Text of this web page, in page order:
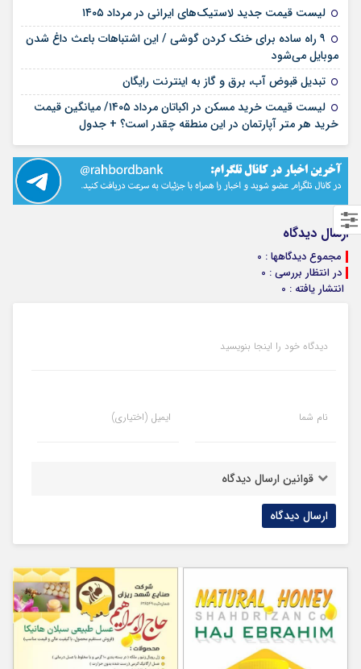
لیست قیمت جدید لاستیک‌های ایرانی در مرداد ۱۴۰۵
۹ راه ساده برای خنک کردن گوشی / این اشتباهات باعث داغ شدن
موبایل می‌شود
تبدیل قبوض آب، برق و گاز به اینترنت رایگان
لیست قیمت خرید مسکن در اکباتان مرداد ۱۴۰۵/ میانگین قیمت
خرید هر متر آپارتمان در این منطقه چقدر است؟ + جدول
ارسال دیدگاه
مجموع دیدگاهها : 0
در انتظار بررسی : 0
انتشار یافته : 0
دیدگاه خود را اینجا بنویسید
نام شما ایمیل (اختیاری)
قوانین ارسال دیدگاه